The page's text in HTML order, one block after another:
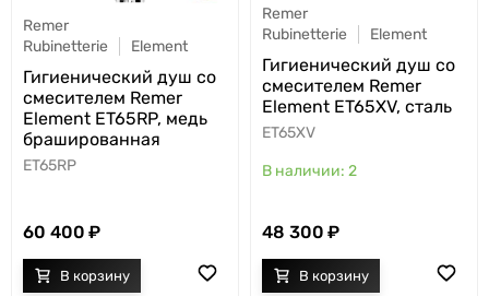
Remer
Rubinetterie
Element
Гигиенический душ со
смесителем Remer
Element ET65RP, медь
брашированная
ET65RP
60 400
Remer
Rubinetterie
Element
Гигиенический душ со
смесителем Remer
Element ET65XV, сталь
ET65XV
2
48 300